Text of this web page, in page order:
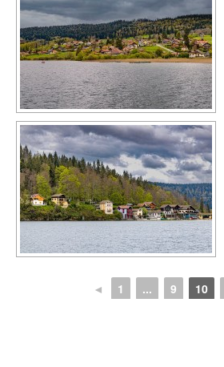
◄ 1 ... 9 10